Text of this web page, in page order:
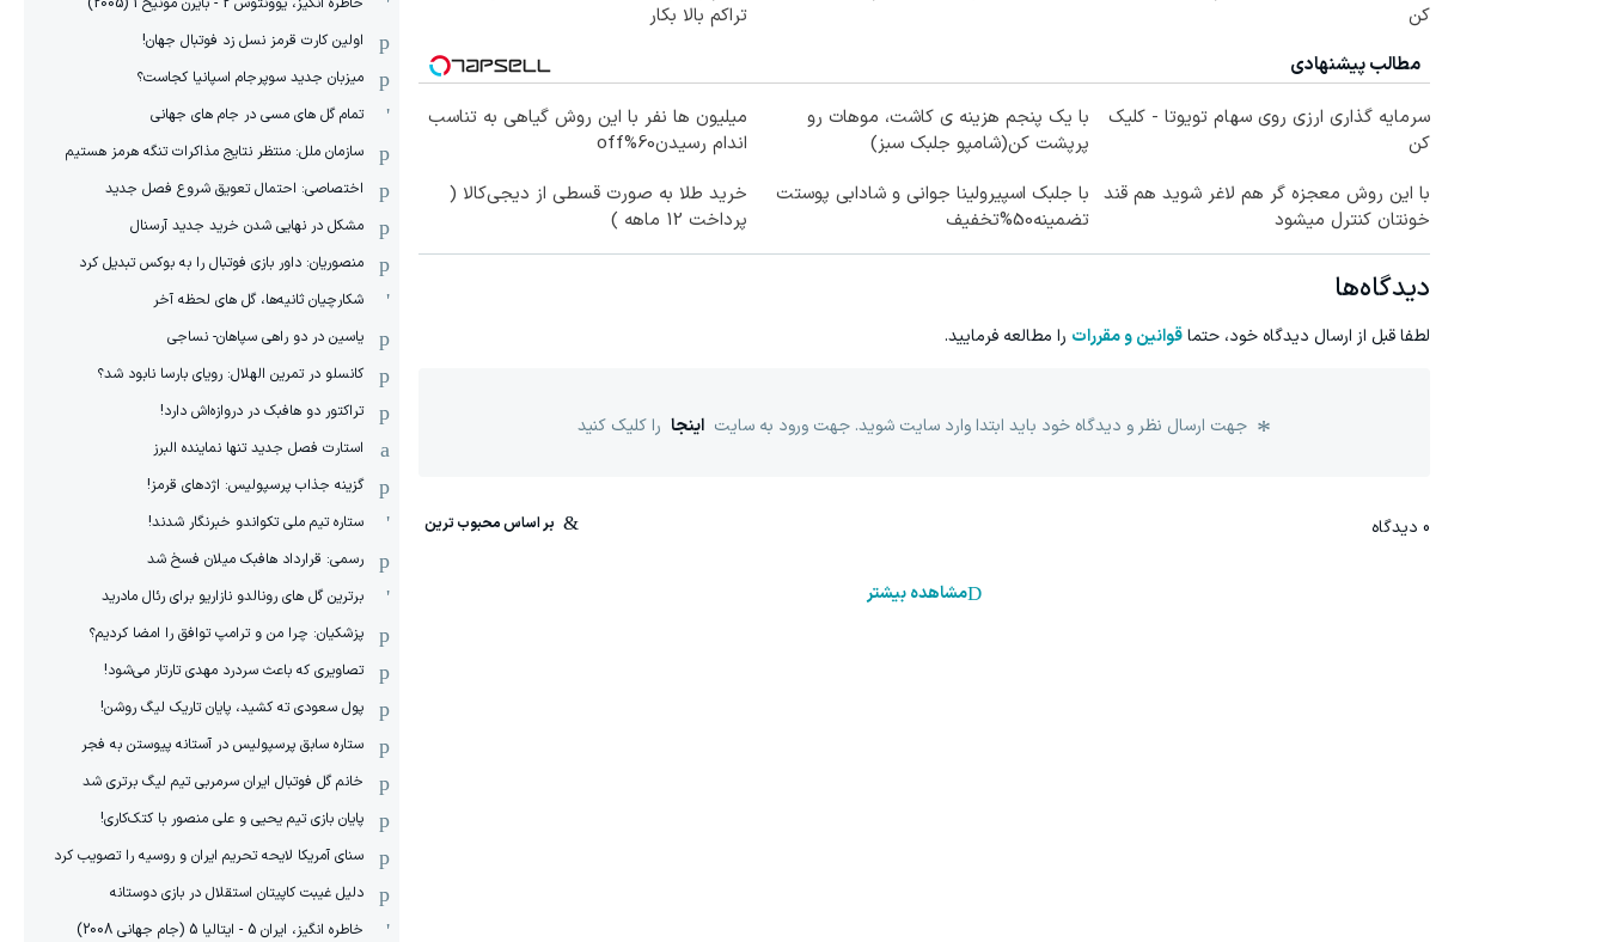
کن
تراکم بالا بکار
مطالب پیشنهادی
سرمایه گذاری ارزی روی سهام تویوتا - کلیک
کن
با یک پنجم هزینه ی کاشت، موهات رو
پرپشت کن(شامپو جلبک سبز)
میلیون ها نفر با این روش گیاهی به تناسب
اندام رسیدن60%off
با این روش معجزه گر هم لاغر شوید هم قند
خونتان کنترل میشود
با جلبک اسپیرولینا جوانی و شادابی پوستت
تضمینه50%تخفیف
خرید طلا به صورت قسطی از دیجی‌کالا (
پرداخت 12 ماهه )
دیدگاه‌ها
لطفا قبل از ارسال دیدگاه خود، حتماقوانین و مقررات را مطالعه فرمایید.
جهت ارسال نظر و دیدگاه خود باید ابتدا وارد سایت شوید. جهت ورود به سایت اینجا را کلیک کنید
0 دیدگاه
مشاهده بیشتر
اولین کارت قرمز نسل زد فوتبال جهان!
میزبان جدید سوپرجام اسپانیا کجاست؟
تمام گل های مسی در جام های جهانی
سازمان ملل: منتظر نتایج مذاکرات تنگه هرمز هستیم
اختصاصی: احتمال تعویق شروع فصل جدید
مشکل در نهایی شدن خرید جدید آرسنال
منصوریان: داور بازی فوتبال را به بوکس تبدیل کرد
شکارچیان ثانیه‌ها، گل های لحظه آخر
یاسین در دو راهی سپاهان- نساجی
کانسلو در تمرین الهلال: رویای بارسا نابود شد؟
تراکتور دو هافبک در دروازه‌اش دارد!
استارت فصل جدید تنها نماینده البرز
گزینه جذاب پرسپولیس: اژدهای قرمز!
ستاره تیم ملی تکواندو خبرنگار شدند!
رسمی: قرارداد هافبک میلان فسخ شد
برترین گل های رونالدو نازاریو برای رئال مادرید
پزشکیان: چرا من و ترامپ توافق را امضا کردیم؟
تصاویری که باعث سردرد مهدی تارتار می‌شود!
پول سعودی ته کشید، پایان تاریک لیگ روشن!
ستاره سابق پرسپولیس در آستانه پیوستن به فجر
خانم گل فوتبال ایران سرمربی تیم لیگ برتری شد
پایان بازی تیم یحیی و علی منصور با کتک‌کاری!
سنای آمریکا لایحه تحریم ایران و روسیه را تصویب کرد
دلیل غیبت کاپیتان استقلال در بازی دوستانه
خاطره انگیز، ایران 5 - ایتالیا 5 (جام جهانی 2008)